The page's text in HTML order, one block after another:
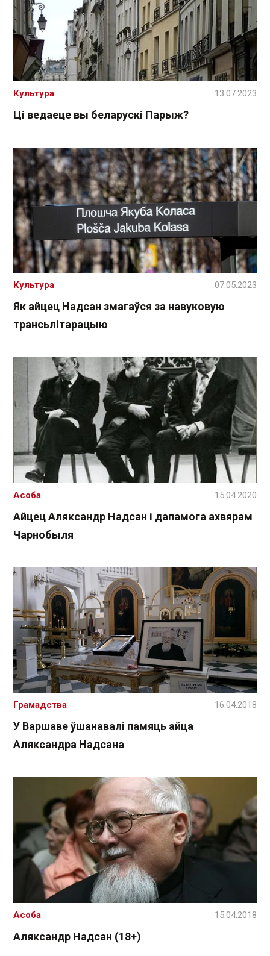
Ці ведаеце вы беларускі Парыж?
Культура 13.07.2023
Як айцец Надсан змагаўся за навуковую
трансьлітарацыю
Культура 07.05.2023
Айцец Аляксандр Надсан і дапамога ахвярам
Чарнобыля
Асоба 15.04.2020
У Варшаве ўшанавалі памяць айца
Аляксандра Надсана
Грамадства 16.04.2018
Аляксандр Надсан (18+)
Асоба 15.04.2018